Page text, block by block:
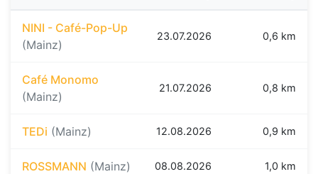
NINI - Café-Pop-Up
(Mainz)
23.07.2026 0,6 km
Café Monomo
(Mainz)
21.07.2026 0,8 km
TEDi (Mainz) 12.08.2026 0,9 km
ROSSMANN (Mainz) 08.08.2026 1,0 km